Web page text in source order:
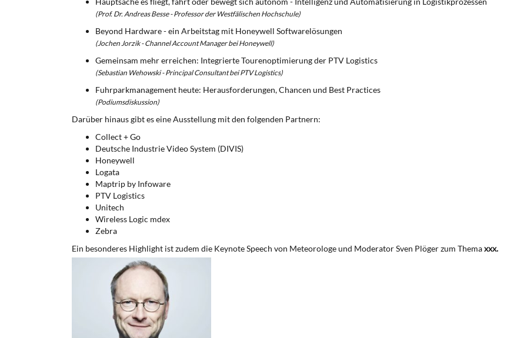
(Prof. Dr. Andreas Besse - Professor der Westfälischen Hochschule)
Beyond Hardware - ein Arbeitstag mit Honeywell Softwarelösungen
(Jochen Jorzik - Channel Account Manager bei Honeywell)
Gemeinsam mehr erreichen: Integrierte Tourenoptimierung der PTV Logistics
(Sebastian Wehowski - Principal Consultant bei PTV Logistics)
Fuhrparkmanagement heute: Herausforderungen, Chancen und Best Practices
(Podiumsdiskussion)
Darüber hinaus gibt es eine Ausstellung mit den folgenden Partnern:
Collect + Go
Deutsche Industrie Video System (DIVIS)
Honeywell
Logata
Maptrip by Infoware
PTV Logistics
Unitech
Wireless Logic mdex
Zebra
Ein besonderes Highlight ist zudem die Keynote Speech von Meteorologe und Moderator Sven Plöger zum Themaxxx.